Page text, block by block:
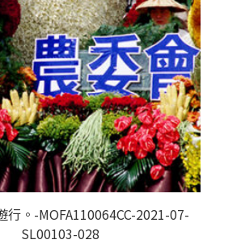
行。-MOFA110064CC-2021-07-
SL00103-028